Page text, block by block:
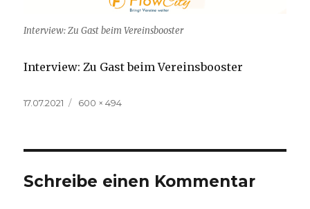
Interview: Zu Gast beim Vereinsbooster
Interview: Zu Gast beim Vereinsbooster
Veröffentlicht
17.07.2021
Volle
600 × 494
Schreibe einen Kommentar